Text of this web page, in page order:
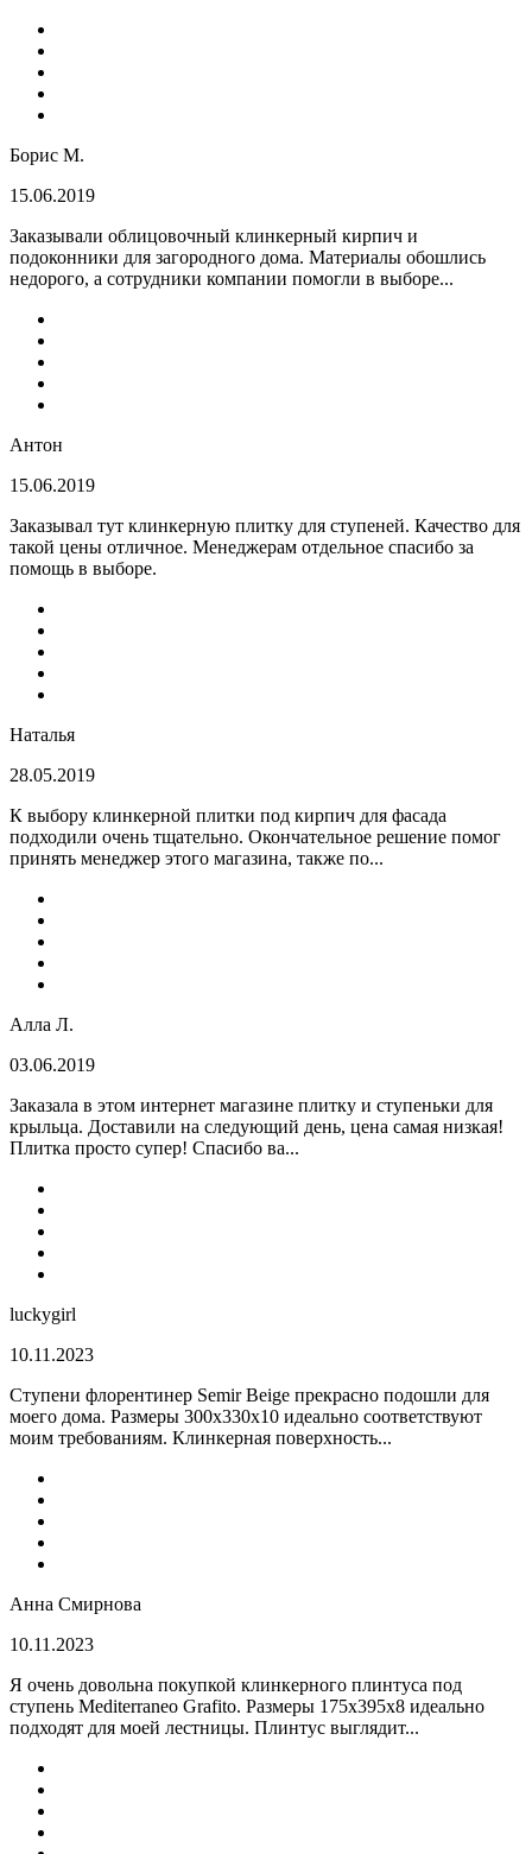
Борис М.
15.06.2019
Заказывали облицовочный клинкерный кирпич и
подоконники для загородного дома. Материалы обошлись
недорого, а сотрудники компании помогли в выборе...
Антон
15.06.2019
Заказывал тут клинкерную плитку для ступеней. Качество для
такой цены отличное. Менеджерам отдельное спасибо за
помощь в выборе.
Наталья
28.05.2019
К выбору клинкерной плитки под кирпич для фасада
подходили очень тщательно. Окончательное решение помог
принять менеджер этого магазина, также по...
Алла Л.
03.06.2019
Заказала в этом интернет магазине плитку и ступеньки для
крыльца. Доставили на следующий день, цена самая низкая!
Плитка просто супер! Спасибо ва...
luckygirl
10.11.2023
Ступени флорентинер Semir Beige прекрасно подошли для
моего дома. Размеры 300х330х10 идеально соответствуют
моим требованиям. Клинкерная поверхность...
Анна Смирнова
10.11.2023
Я очень довольна покупкой клинкерного плинтуса под
ступень Mediterraneo Grafito. Размеры 175х395х8 идеально
подходят для моей лестницы. Плинтус выглядит...